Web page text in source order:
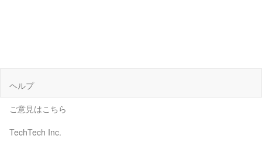
ヘルプ
ご意見はこちら
TechTech Inc.